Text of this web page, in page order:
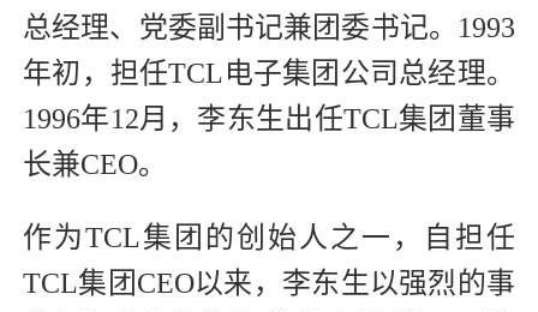
总经理、党委副书记兼团委书记。1993
年初，担任TCL电子集团公司总经理。
1996年12月，李东生出任TCL集团董事
长兼CEO。
作为TCL集团的创始人之一，自担任
TCL集团CEO以来，李东生以强烈的事